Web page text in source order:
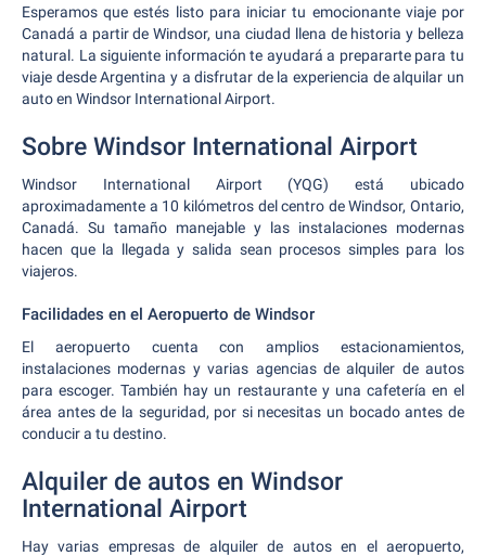
Esperamos que estés listo para iniciar tu emocionante viaje por
Canadá a partir de Windsor, una ciudad llena de historia y belleza
natural. La siguiente información te ayudará a prepararte para tu
viaje desde Argentina y a disfrutar de la experiencia de alquilar un
auto en Windsor International Airport.
Sobre Windsor International Airport
Windsor International Airport (YQG) está ubicado
aproximadamente a 10 kilómetros del centro de Windsor, Ontario,
Canadá. Su tamaño manejable y las instalaciones modernas
hacen que la llegada y salida sean procesos simples para los
viajeros.
Facilidades en el Aeropuerto de Windsor
El aeropuerto cuenta con amplios estacionamientos,
instalaciones modernas y varias agencias de alquiler de autos
para escoger. También hay un restaurante y una cafetería en el
área antes de la seguridad, por si necesitas un bocado antes de
conducir a tu destino.
Alquiler de autos en Windsor
International Airport
Hay varias empresas de alquiler de autos en el aeropuerto,